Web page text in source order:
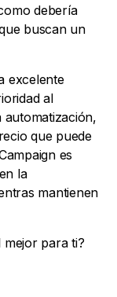
debería
buscan un
excelente
al
que puede
es
la
mantienen
mejor para ti?